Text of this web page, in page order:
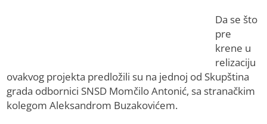
Da se što
pre
krene u
relizaciju
ovakvog projekta predložili su na jednoj od Skupština
grada odbornici SNSD Momčilo Antonić, sa stranačkim
kolegom Aleksandrom Buzakovićem.